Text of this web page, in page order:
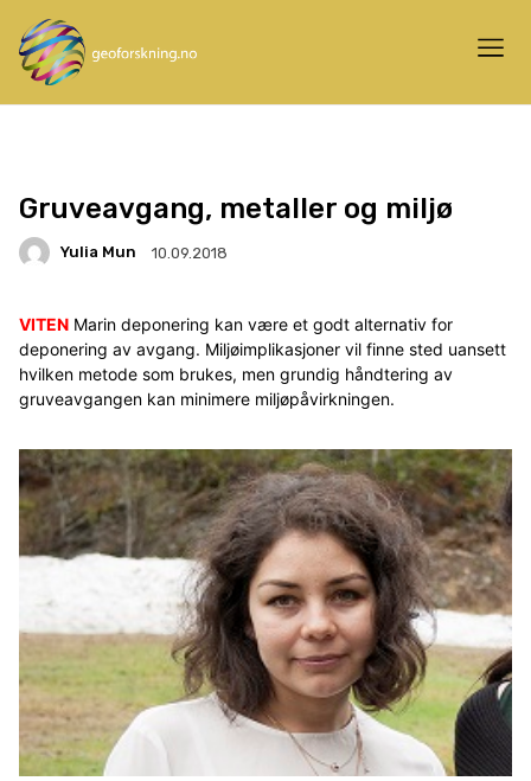
Gruveavgang, metaller og miljø
Yulia Mun 10.09.2018
VITEN Marin deponering kan være et godt alternativ for
deponering av avgang. Miljøimplikasjoner vil finne sted uansett
hvilken metode som brukes, men grundig håndtering av
gruveavgangen kan minimere miljøpåvirkningen.